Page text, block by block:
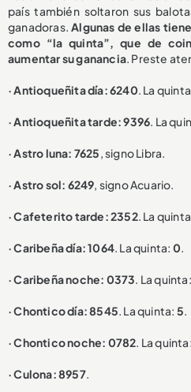
país también soltaron sus
ganadoras.Algunas de ellas
como “la quinta”, que de
aumentar su ganancia. Preste
· Antioqueñita día: 6240. La
· Antioqueñita tarde: 9396. La
· Astro luna: 7625, signo Libra.
· Astro sol: 6249, signo Acuario.
· Cafeterito tarde: 2352. La
· Caribeña día: 1064. La quinta: 0.
· Caribeña noche: 0373. La
· Chontico día: 8545. La quinta: 5.
· Chontico noche: 0782. La
· Culona: 8957.